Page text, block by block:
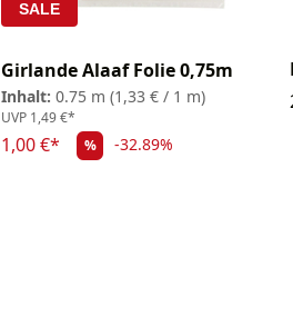
SALE
Girlande Alaaf Folie 0,75m
Inhalt: 0.75 m (1,33 € / 1 m)
UVP 1,49 €*
1,00 €* % -32.89%